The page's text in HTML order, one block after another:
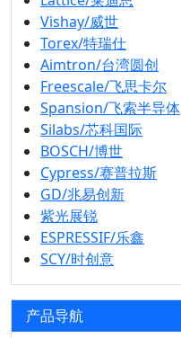
Vishay/威世
Torex/特瑞仕
Aimtron/台湾圆创
Freescale/飞思卡尔
Spansion/飞索半导体
Silabs/芯科国际
BOSCH/博世
Cypress/赛普拉斯
GD/兆易创新
紫光展锐
ESPRESSIF/乐鑫
SCY/时创意
产品导航